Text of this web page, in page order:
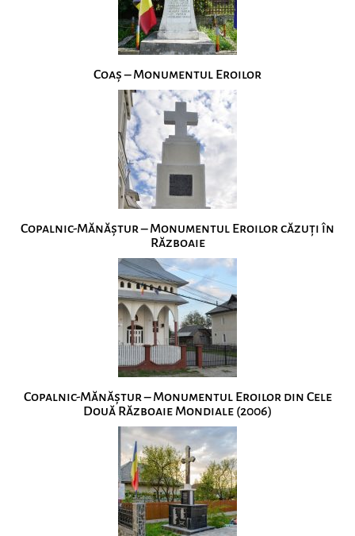
Coaș – Monumentul Eroilor
Copalnic-Mănăștur – Monumentul Eroilor căzuți în
Războaie
Copalnic-Mănăștur – Monumentul Eroilor din Cele
Două Războaie Mondiale (2006)